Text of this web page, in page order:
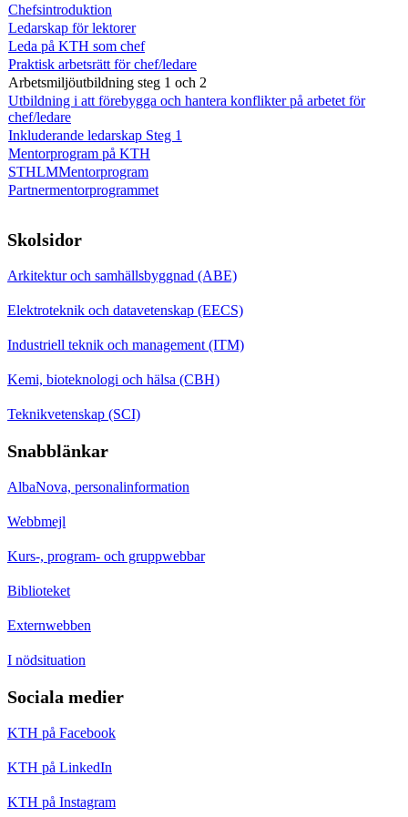
Chefsintroduktion
Ledarskap för lektorer
Leda på KTH som chef
Praktisk arbetsrätt för chef/ledare
Arbetsmiljöutbildning steg 1 och 2
Utbildning i att förebygga och hantera konflikter på arbetet för
chef/ledare
Inkluderande ledarskap Steg 1
Mentorprogram på KTH
STHLMMentorprogram
Partnermentorprogrammet
Skolsidor
Arkitektur och samhällsbyggnad (ABE)
Elektroteknik och datavetenskap (EECS)
Industriell teknik och management (ITM)
Kemi, bioteknologi och hälsa (CBH)
Teknikvetenskap (SCI)
Snabblänkar
AlbaNova, personalinformation
Webbmejl
Kurs-, program- och gruppwebbar
Biblioteket
Externwebben
I nödsituation
Sociala medier
KTH på Facebook
KTH på LinkedIn
KTH på Instagram